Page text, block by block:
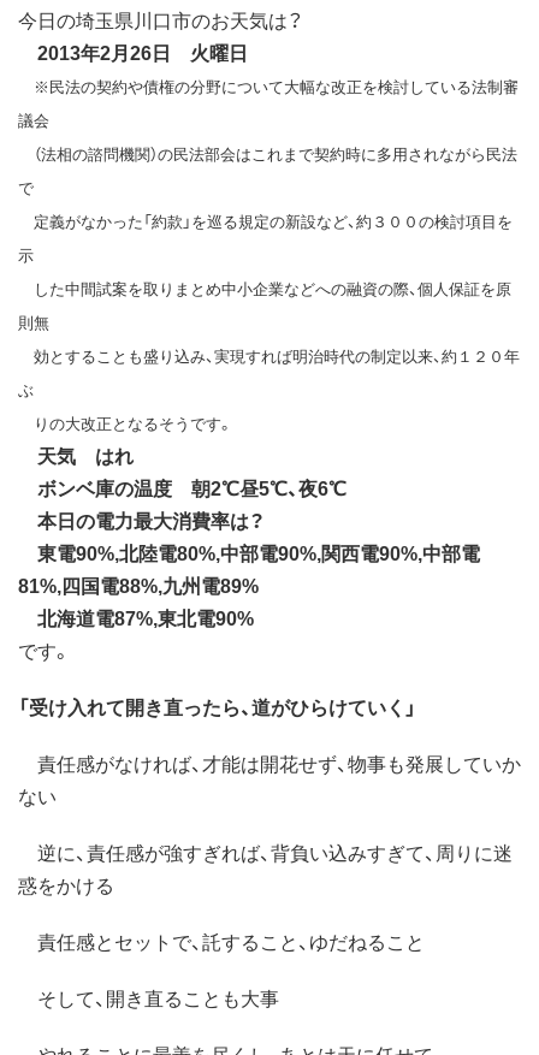
今日の埼玉県川口市のお天気は？
2013年2月26日 火曜日
※民法の契約や債権の分野について大幅な改正を検討している法制審
議会
（法相の諮問機関）の民法部会はこれまで契約時に多用されながら民法
で
定義がなかった「約款」を巡る規定の新設など、約３００の検討項目を
示
した中間試案を取りまとめ中小企業などへの融資の際、個人保証を原
則無
効とすることも盛り込み、実現すれば明治時代の制定以来、約１２０年
ぶ
りの大改正となるそうです。
天気 はれ
ボンベ庫の温度 朝2℃昼5℃、夜6℃
本日の電力最大消費率は？
東電90%,北陸電80%,中部電90%,関西電90%,中部電
81%,四国電88%,九州電89%
北海道電87%,東北電90%
です。
「受け入れて開き直ったら、道がひらけていく」
責任感がなければ、才能は開花せず、物事も発展していか
ない
逆に、責任感が強すぎれば、背負い込みすぎて、周りに迷
惑をかける
責任感とセットで、託すること、ゆだねること
そして、開き直ることも大事